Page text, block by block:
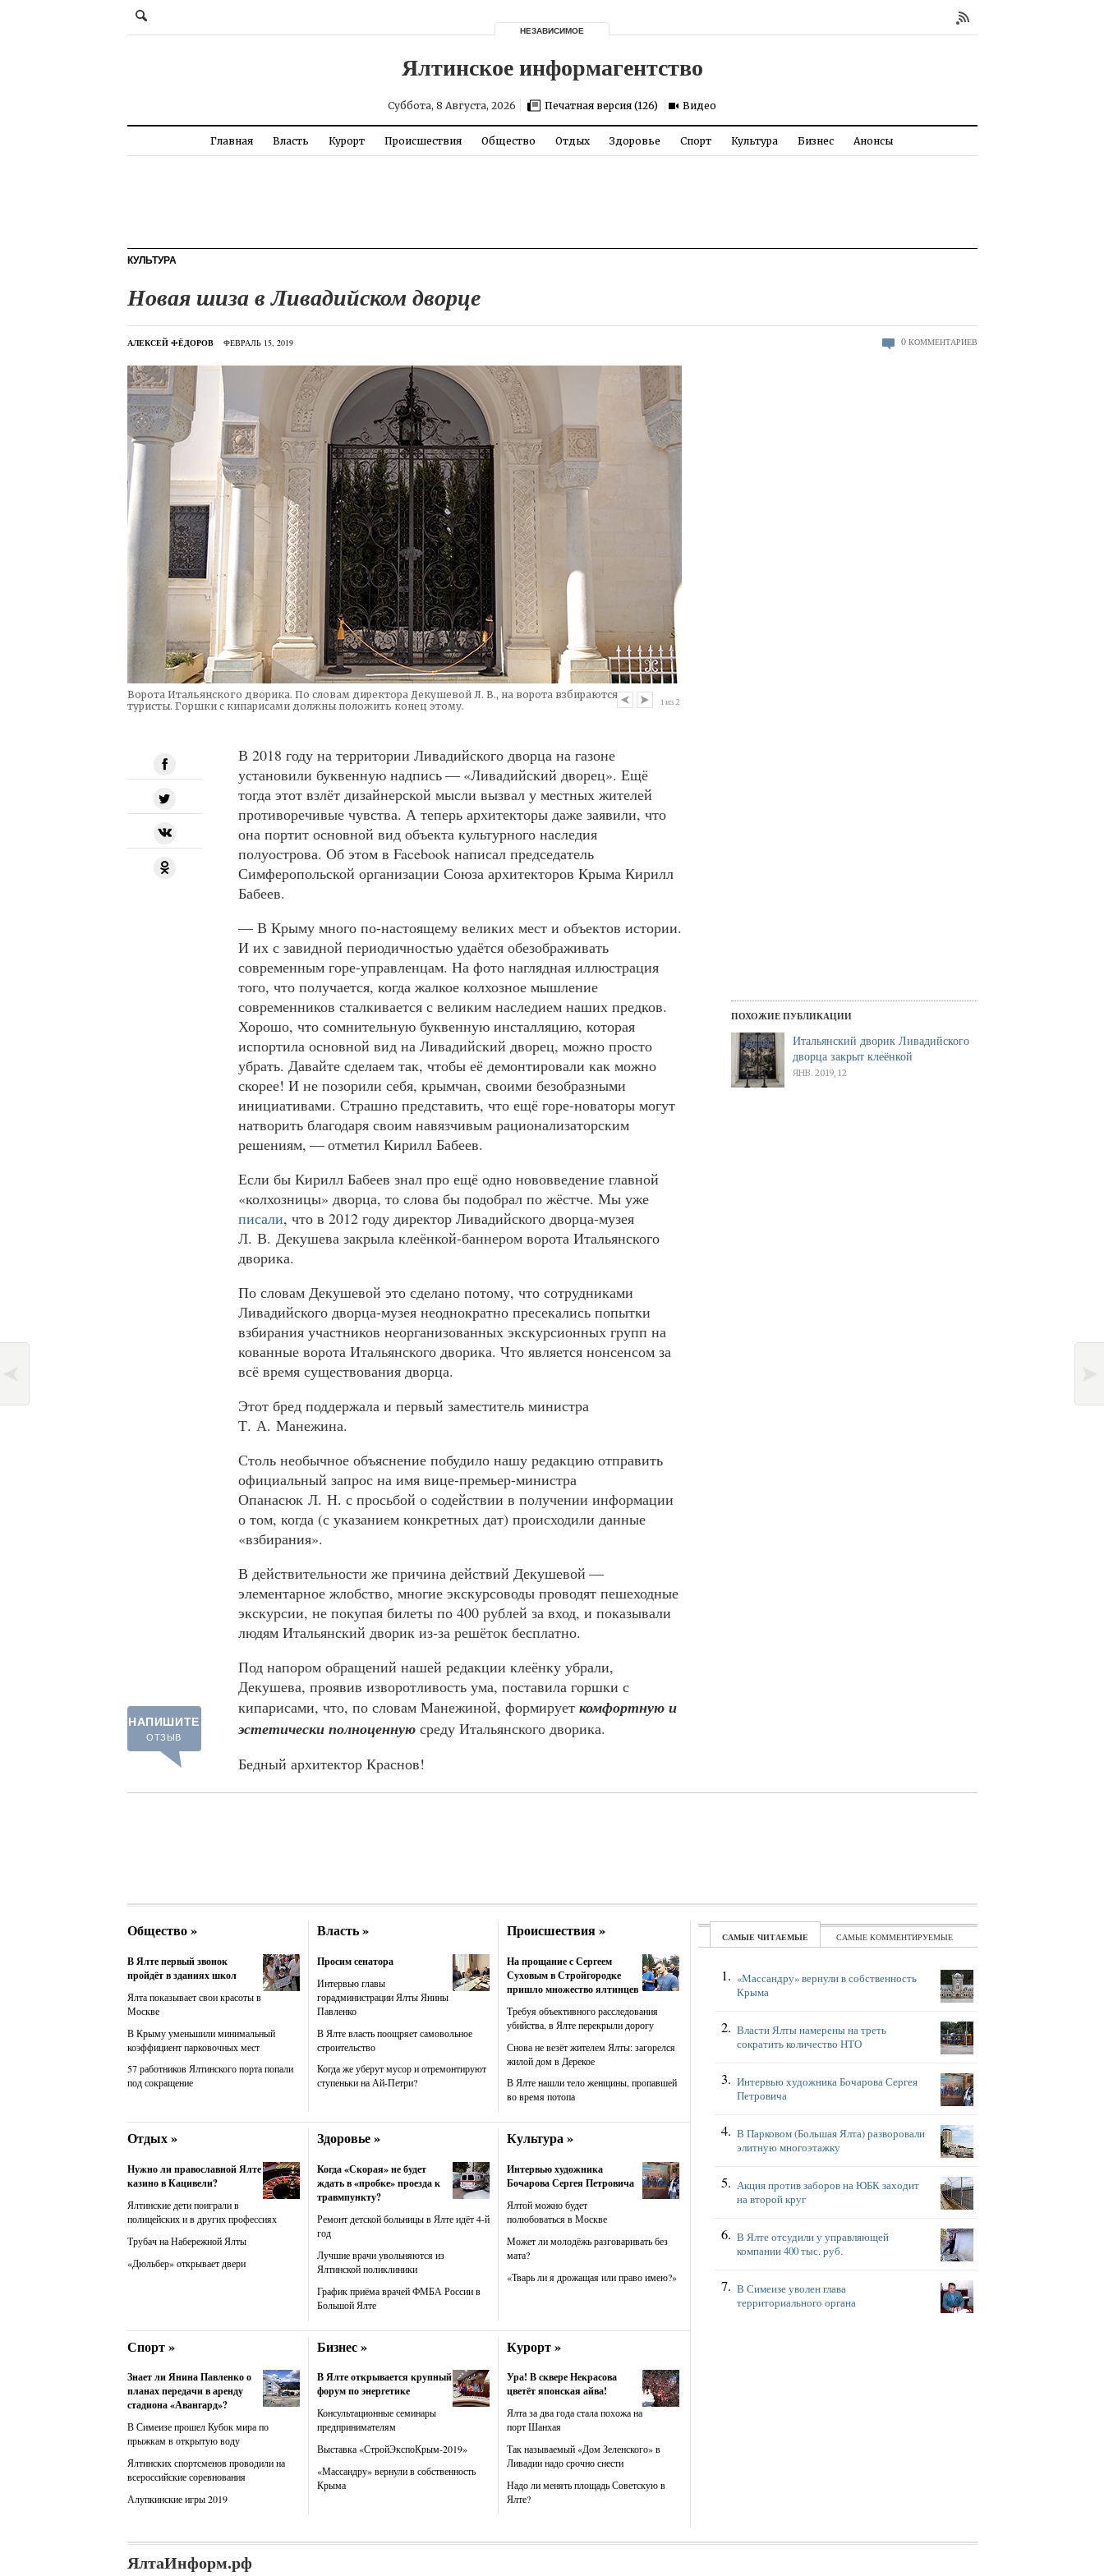
НЕЗАВИСИМОЕ
Суббота, 8 Августа, 2026 Печатная версия (126) Видео
Главная Власть Курорт Происшествия Общество Отдых Здоровье Спорт Культура Бизнес Анонсы
КУЛЬТУРА
Новая шиза в Ливадийском дворце
АЛЕКСЕЙ ФЁДОРОВ ФЕВРАЛЬ 15, 2019 0 КОММЕНТАРИЕВ
Ворота Итальянского дворика. По словам директора Декушевой Л. В., на ворота взбираются
туристы. Горшки с кипарисами должны положить конец этому.
1из 2
В 2018 году на территории Ливадийского дворца на газоне
установили буквенную надпись — «Ливадийский дворец». Ещё
тогда этот взлёт дизайнерской мысли вызвал у местных жителей
противоречивые чувства. А теперь архитекторы даже заявили, что
она портит основной вид объекта культурного наследия
полуострова. Об этом в Facebook написал председатель
Симферопольской организации Союза архитекторов Крыма Кирилл
Бабеев.
— В Крыму много по-настоящему великих мест и объектов истории.
И их с завидной периодичностью удаётся обезображивать
современным горе-управленцам. На фото наглядная иллюстрация
того, что получается, когда жалкое колхозное мышление
современников сталкивается с великим наследием наших предков.
Хорошо, что сомнительную буквенную инсталляцию, которая
испортила основной вид на Ливадийский дворец, можно просто
убрать. Давайте сделаем так, чтобы её демонтировали как можно
скорее! И не позорили себя, крымчан, своими безобразными
инициативами. Страшно представить, что ещё горе-новаторы могут
натворить благодаря своим навязчивым рационализаторским
решениям, — отметил Кирилл Бабеев.
Если бы Кирилл Бабеев знал про ещё одно нововведение главной
«колхозницы» дворца, то слова бы подобрал по жёстче. Мы уже
писали, что в 2012 году директор Ливадийского дворца-музея
Л. В. Декушева закрыла клеёнкой-баннером ворота Итальянского
дворика.
По словам Декушевой это сделано потому, что сотрудниками
Ливадийского дворца-музея неоднократно пресекались попытки
взбирания участников неорганизованных экскурсионных групп на
кованные ворота Итальянского дворика. Что является нонсенсом за
всё время существования дворца.
Этот бред поддержала и первый заместитель министра
Т. А. Манежина.
Столь необычное объяснение побудило нашу редакцию отправить
официальный запрос на имя вице-премьер-министра
Опанасюк Л. Н. с просьбой о содействии в получении информации
о том, когда (с указанием конкретных дат) происходили данные
«взбирания».
В действительности же причина действий Декушевой —
элементарное жлобство, многие экскурсоводы проводят пешеходные
экскурсии, не покупая билеты по 400 рублей за вход, и показывали
людям Итальянский дворик из-за решёток бесплатно.
Под напором обращений нашей редакции клеёнку убрали,
Декушева, проявив изворотливость ума, поставила горшки с
кипарисами, что, по словам Манежиной, формирует комфортную и
эстетически полноценную среду Итальянского дворика.
Бедный архитектор Краснов!
НАПИШИТЕ
ОТЗЫВ
ПОХОЖИЕ ПУБЛИКАЦИИ
Итальянский дворик Ливадийского
дворца закрыт клеёнкой
ЯНВ. 2019, 12
Общество »
В Ялте первый звонок
пройдёт в зданиях школ
Ялта показывает свои красоты в
Москве
В Крыму уменьшили минимальный
коэффициент парковочных мест
57 работников Ялтинского порта попали
под сокращение
Власть »
Просим сенатора
Интервью главы
горадминистрации Ялты Янины
Павленко
В Ялте власть поощряет самовольное
строительство
Когда же уберут мусор и отремонтируют
ступеньки на Ай-Петри?
Происшествия »
На прощание с Сергеем
Суховым в Стройгородке
пришло множество ялтинцев
Требуя объективного расследования
убийства, в Ялте перекрыли дорогу
Снова не везёт жителем Ялты: загорелся
жилой дом в Дерекое
В Ялте нашли тело женщины, пропавшей
во время потопа
Отдых »
Нужно ли православной Ялте
казино в Кацивели?
Ялтинские дети поиграли в
полицейских и в других профессиях
Трубач на Набережной Ялты
«Дюльбер» открывает двери
Здоровье »
Когда «Скорая» не будет
ждать в «пробке» проезда к
травмпункту?
Ремонт детской больницы в Ялте идёт 4-й
год
Лучшие врачи увольняются из
Ялтинской поликлиники
График приёма врачей ФМБА России в
Большой Ялте
Культура »
Интервью художника
Бочарова Сергея Петровича
Ялтой можно будет
полюбоваться в Москве
Может ли молодёжь разговаривать без
мата?
«Тварь ли я дрожащая или право имею?»
Спорт »
Знает ли Янина Павленко о
планах передачи в аренду
стадиона «Авангард»?
В Симеизе прошел Кубок мира по
прыжкам в открытую воду
Ялтинских спортсменов проводили на
всероссийские соревнования
Алупкинские игры 2019
Бизнес »
В Ялте открывается крупный
форум по энергетике
Консультационные семинары
предпринимателям
Выставка «СтройЭкспоКрым-2019»
«Массандру» вернули в собственность
Крыма
Курорт »
Ура! В сквере Некрасова
цветёт японская айва!
Ялта за два года стала похожа на
порт Шанхая
Так называемый «Дом Зеленского» в
Ливадии надо срочно снести
Надо ли менять площадь Советскую в
Ялте?
ЧИТАЕМЫЕ КОММЕНТИРУЕМЫЕ
«Массандру» вернули в собственность
Крыма
Власти Ялты намерены на треть
сократить количество НТО
Интервью художника Бочарова Сергея
Петровича
В Парковом (Большая Ялта) разворовали
элитную многоэтажку
Акция против заборов на ЮБК заходит
на второй круг
В Ялте отсудили у управляющей
компании 400 тыс. руб.
В Симеизе уволен глава
территориального органа
ЯлтаИнформ.рф